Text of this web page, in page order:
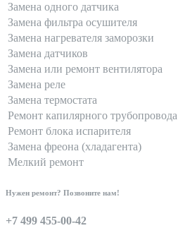
Замена одного датчика
Замена фильтра осушителя
Замена нагревателя заморозки
Замена датчиков
Замена или ремонт вентилятора
Замена реле
Замена термостата
Ремонт капилярного трубопровода
Ремонт блока испарителя
Замена фреона (хладагента)
Мелкий ремонт
Нужен ремонт? Позвоните нам!
+7 499 455-00-42